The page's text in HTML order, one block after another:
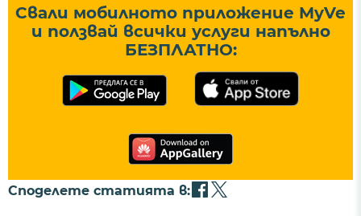
Свали мобилното приложение MyVe
и ползвай всички услуги напълно
БЕЗПЛАТНО:
Споделете статията в: